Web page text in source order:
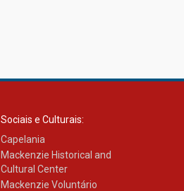
Sociais e Culturais:
Capelania
Mackenzie Historical and
Cultural Center
Mackenzie Voluntário